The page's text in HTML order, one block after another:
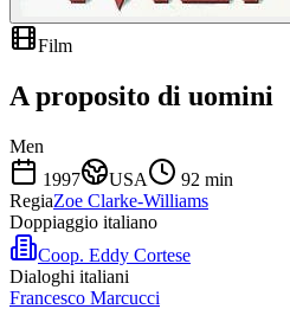
Film
A proposito di uomini
Men
1997
USA 92 min
RegiaZoe Clarke-Williams
Doppiaggio italiano
Coop. Eddy Cortese
Dialoghi italiani
Francesco Marcucci